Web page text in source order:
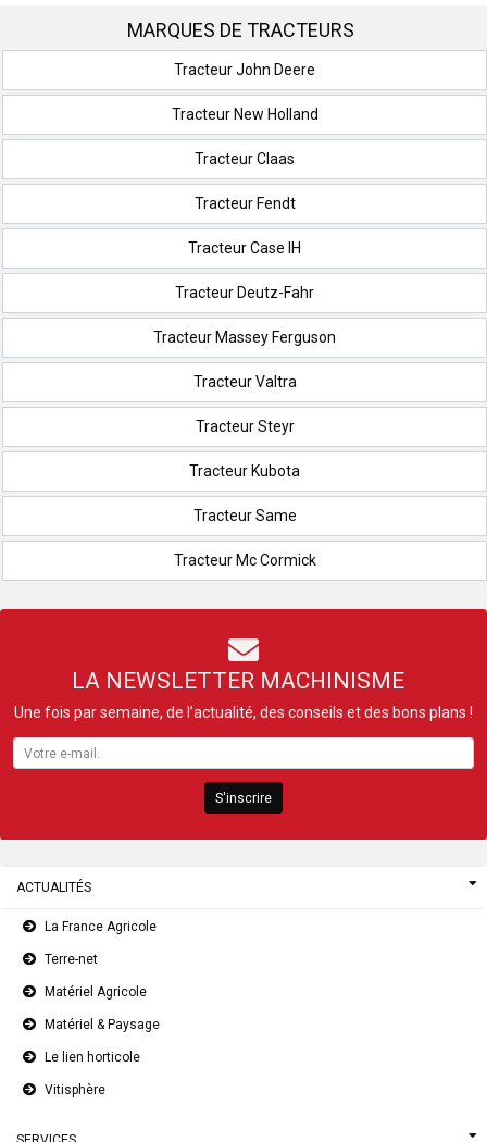
MARQUES DE TRACTEURS
Tracteur John Deere
Tracteur New Holland
Tracteur Claas
Tracteur Fendt
Tracteur Case IH
Tracteur Deutz-Fahr
Tracteur Massey Ferguson
Tracteur Valtra
Tracteur Steyr
Tracteur Kubota
Tracteur Same
Tracteur Mc Cormick
LA NEWSLETTER MACHINISME
Une fois par semaine, de l’actualité, des conseils et des bons plans !
S'inscrire
ACTUALITÉS
La France Agricole
Terre-net
Matériel Agricole
Matériel & Paysage
Le lien horticole
Vitisphère